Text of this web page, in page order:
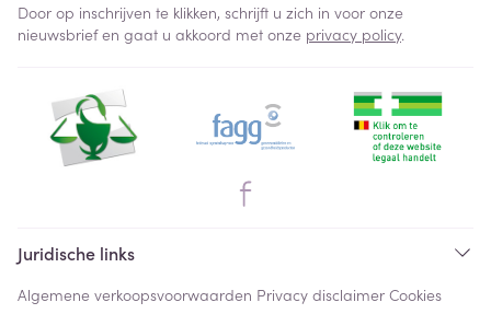
Door op inschrijven te klikken, schrijft u zich in voor onze
nieuwsbrief en gaat u akkoord met onze privacy policy.
Juridische links
Algemene verkoopsvoorwaarden Privacy disclaimer Cookies